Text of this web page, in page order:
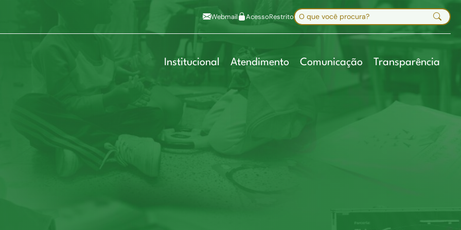
Mapa do site
Webmail AcessoRestritoBuscar no site
Institucional Atendimento Comunicação Transparência